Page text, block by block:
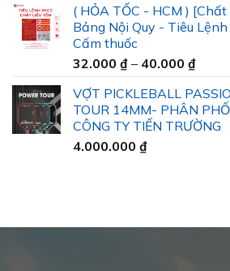
từ
( HỎA TỐC - HCM )
Bảng Nội Quy - Tiêu Lệnh
Cấm thuốc
32.000 ₫ – 40.000 ₫
từ
đến
VỢT PICKLEBALL
TOUR 14MM- PHÂN
CÔNG TY TIẾN TRƯỜNG
4.000.000 ₫